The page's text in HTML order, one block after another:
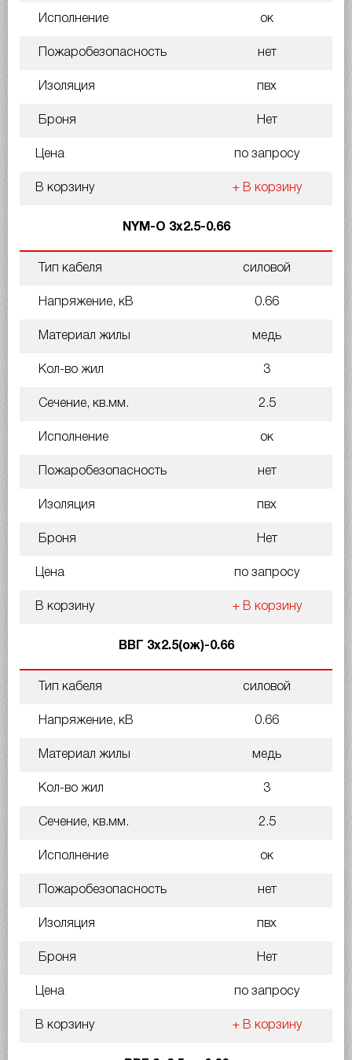
Исполнение ок
Пожаробезопасность нет
Изоляция пвх
Броня Нет
Цена по запросу
В корзину + В корзину
NYM-O 3х2.5-0.66
Тип кабеля силовой
Напряжение, кВ 0.66
Материал жилы медь
Кол-во жил 3
Сечение, кв.мм. 2.5
Исполнение ок
Пожаробезопасность нет
Изоляция пвх
Броня Нет
Цена по запросу
В корзину + В корзину
ВВГ 3х2.5(ож)-0.66
Тип кабеля силовой
Напряжение, кВ 0.66
Материал жилы медь
Кол-во жил 3
Сечение, кв.мм. 2.5
Исполнение ок
Пожаробезопасность нет
Изоляция пвх
Броня Нет
Цена по запросу
В корзину + В корзину